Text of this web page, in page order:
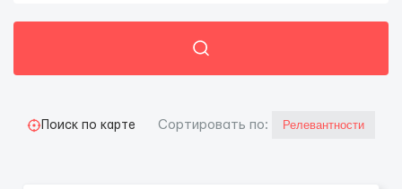
Поиск по карте Cортировать по: